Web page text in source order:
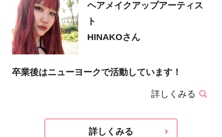
ヘアメイクアップアーティス
ト
HINAKOさん
卒業後はニューヨークで活動しています！
詳しくみる
詳しくみる